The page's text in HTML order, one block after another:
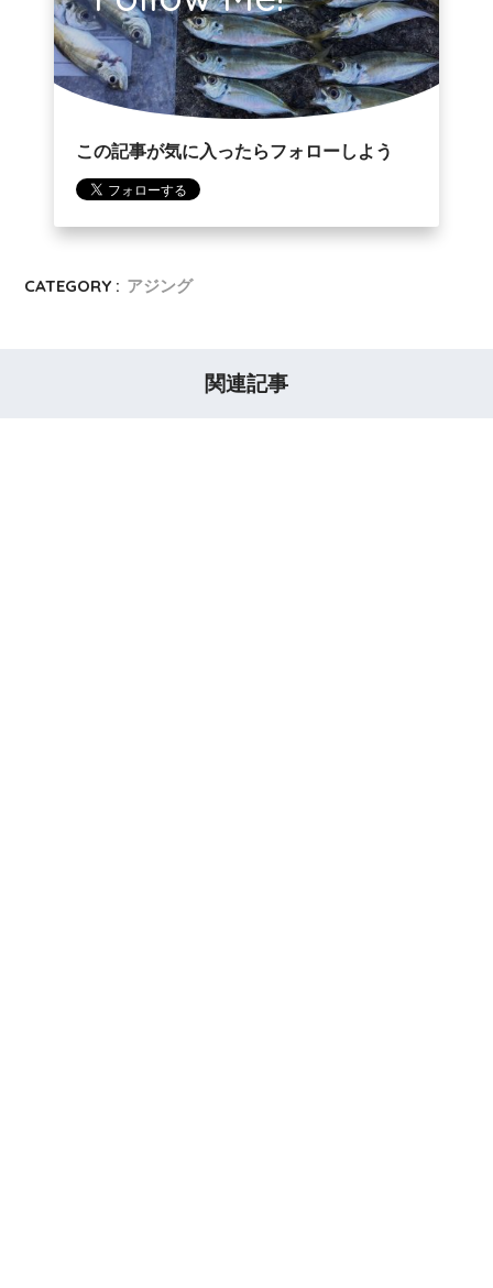
この記事が気に入ったらフォローしよう
CATEGORY : アジング
関連記事